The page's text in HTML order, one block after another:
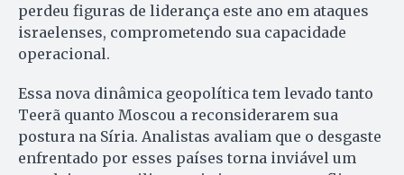
perdeu figuras de liderança este ano em ataques
israelenses, comprometendo sua capacidade
operacional.
Essa nova dinâmica geopolítica tem levado tanto
Teerã quanto Moscou a reconsiderarem sua
postura na Síria. Analistas avaliam que o desgaste
enfrentado por esses países torna inviável um